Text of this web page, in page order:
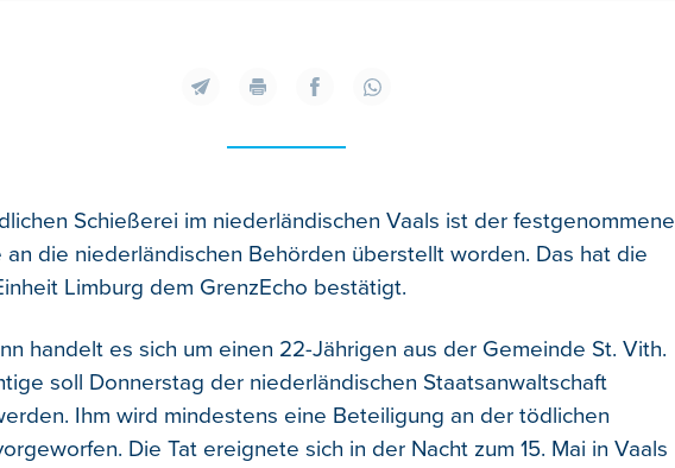
Schießerei im niederländischen Vaals ist der festgenommene
an die niederländischen Behörden überstellt worden. Das hat die
Limburg dem GrenzEcho bestätigt.
handelt es sich um einen 22-Jährigen aus der Gemeinde St. Vith.
soll Donnerstag der niederländischen Staatsanwaltschaft
Ihm wird mindestens eine Beteiligung an der tödlichen
Die Tat ereignete sich in der Nacht zum 15. Mai in Vaals